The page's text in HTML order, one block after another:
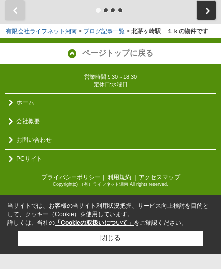
有限会社ライフネット湘南 > ブログ記事一覧 > 北茅ヶ崎駅 １ｋの物件です
ページトップに戻る
営業時間:9:30～18:30
定休日:水曜日
ホーム
会社概要
お問い合わせ
PCサイト
プライバシーポリシー ｜ 利用規約 ｜アクセスマップ
Copyright(c) （有）ライフネット湘南 All rights reserved.
当サイトでは、お客様の当サイト利用状況把握、サービス向上検討を目的と
して、クッキー（Cookie）を使用しています。
詳しくは、当社の 「Cookieの取扱いについて」 をご確認ください。
閉じる